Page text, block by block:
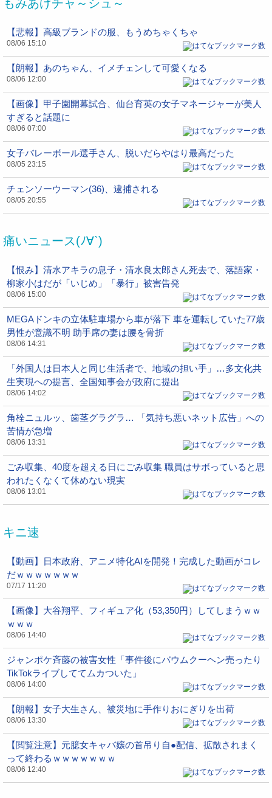
もみあげチャ～シュ～
【悲報】高級ブランドの服、もうめちゃくちゃ
08/06 15:10
【朗報】あのちゃん、イメチェンして可愛くなる
08/06 12:00
【画像】甲子園開幕試合、仙台育英の女子マネージャーが美人
すぎると話題に
08/06 07:00
女子バレーボール選手さん、脱いだらやはり最高だった
08/05 23:15
チェンソーウーマン(36)、逮捕される
08/05 20:55
痛いニュース(ﾉ∀`)
【恨み】清水アキラの息子・清水良太郎さん死去で、落語家・
柳家小はだが「いじめ」「暴行」被害告発
08/06 15:00
MEGAドンキの立体駐車場から車が落下 車を運転していた77歳
男性が意識不明 助手席の妻は腰を骨折
08/06 14:31
「外国人は日本人と同じ生活者で、地域の担い手」…多文化共
生実現への提言、全国知事会が政府に提出
08/06 14:02
角栓ニュルッ、歯茎グラグラ… 「気持ち悪いネット広告」への
苦情が急増
08/06 13:31
ごみ収集、40度を超える日にごみ収集 職員はサボっていると思
われたくなくて休めない現実
08/06 13:01
キニ速
【動画】日本政府、アニメ特化AIを開発！完成した動画がコレ
だｗｗｗｗｗｗｗ
07/17 11:20
【画像】大谷翔平、フィギュア化（53,350円）してしまうｗｗ
ｗｗｗ
08/06 14:40
ジャンポケ斉藤の被害女性「事件後にバウムクーヘン売ったり
TikTokライブしててムカついた」
08/06 14:00
【朗報】女子大生さん、被災地に手作りおにぎりを出荷
08/06 13:30
【閲覧注意】元臆女キャバ嬢の首吊り自●配信、拡散されまく
って終わるｗｗｗｗｗｗｗ
08/06 12:40